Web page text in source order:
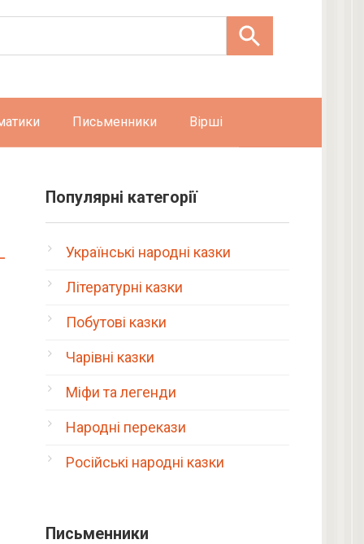
Письменники Вірші
Популярні категорії
Українські народні казки
Літературні казки
Побутові казки
Чарівні казки
Міфи та легенди
Народні перекази
Російські народні казки
Письменники